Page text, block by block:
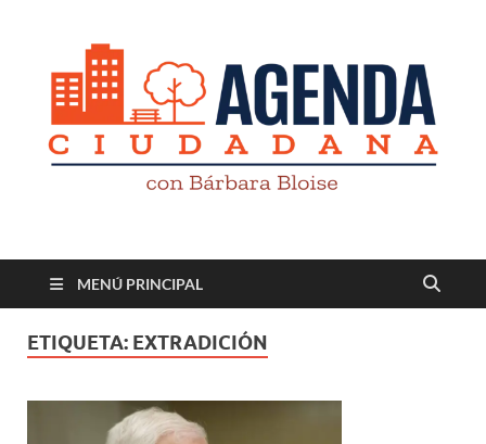
Revista digital
MENÚ PRINCIPAL
ETIQUETA: EXTRADICIÓN